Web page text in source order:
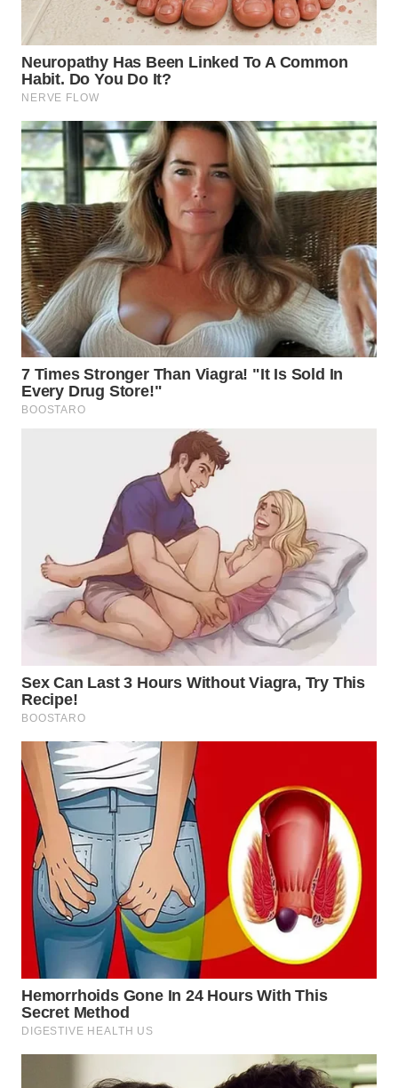
WN
TEBING
TINGGI
WN
PAKPAK
WN
KARAWANG
WN
BEKASI
WN
BOGOR
WN
DEPOK
SAMOSIR
WN
PADANG
WN
SUMEDANG
WN
CIANJUR
WN
KEPULAUAN
SERIBU
WN
TANGERANG
WN
BINJAI
WN
CIREBON